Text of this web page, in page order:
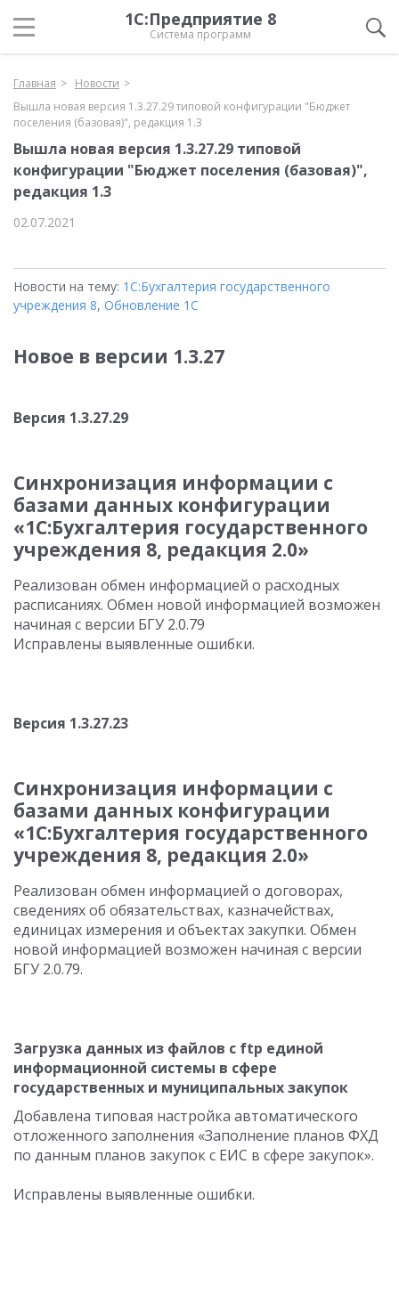
1С:Предприятие 8
Система программ
Главная
Новости
Вышла новая версия 1.3.27.29 типовой конфигурации "Бюджет
поселения (базовая)", редакция 1.3
Вышла новая версия 1.3.27.29 типовой
конфигурации "Бюджет поселения (базовая)",
редакция 1.3
02.07.2021
Новости на тему: 1С:Бухгалтерия государственного
учреждения 8, Обновление 1С
Новое в версии 1.3.27
Версия 1.3.27.29
Синхронизация информации с
базами данных конфигурации
«1С:Бухгалтерия государственного
учреждения 8, редакция 2.0»
Реализован обмен информацией о расходных
расписаниях. Обмен новой информацией возможен
начиная с версии БГУ 2.0.79
Исправлены выявленные ошибки.
Версия 1.3.27.23
Синхронизация информации с
базами данных конфигурации
«1С:Бухгалтерия государственного
учреждения 8, редакция 2.0»
Реализован обмен информацией о договорах,
сведениях об обязательствах, казначействах,
единицах измерения и объектах закупки. Обмен
новой информацией возможен начиная с версии
БГУ 2.0.79.
Загрузка данных из файлов с ftp единой
информационной системы в сфере
государственных и муниципальных закупок
Добавлена типовая настройка автоматического
отложенного заполнения «Заполнение планов ФХД
по данным планов закупок с ЕИС в сфере закупок».
Исправлены выявленные ошибки.